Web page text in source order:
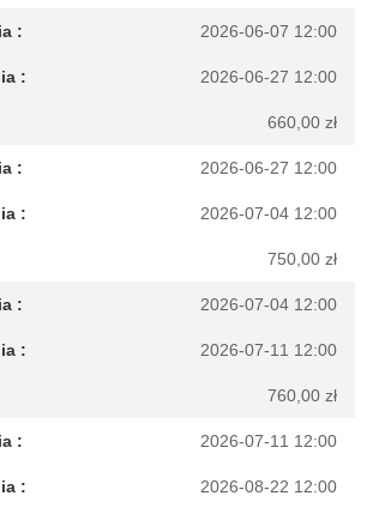
2026-06-07 12:00
2026-06-27 12:00
660,00 zł
2026-06-27 12:00
2026-07-04 12:00
750,00 zł
2026-07-04 12:00
2026-07-11 12:00
760,00 zł
2026-07-11 12:00
2026-08-22 12:00